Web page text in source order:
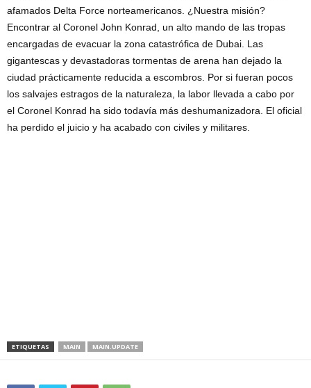
afamados Delta Force norteamericanos. ¿Nuestra misión?
Encontrar al Coronel John Konrad, un alto mando de las tropas
encargadas de evacuar la zona catastrófica de Dubai. Las
gigantescas y devastadoras tormentas de arena han dejado la
ciudad prácticamente reducida a escombros. Por si fueran pocos
los salvajes estragos de la naturaleza, la labor llevada a cabo por
el Coronel Konrad ha sido todavía más deshumanizadora. El oficial
ha perdido el juicio y ha acabado con civiles y militares.
ETIQUETAS MAIN MAIN.UPDATE